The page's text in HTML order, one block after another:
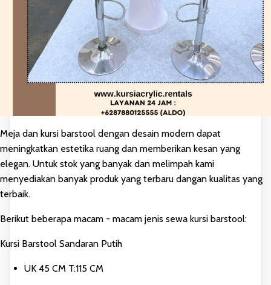
Meja dan kursi barstool dengan desain modern dapat
meningkatkan estetika ruang dan memberikan kesan yang
elegan. Untuk stok yang banyak dan melimpah kami
menyediakan banyak produk yang terbaru dangan kualitas yang
terbaik.
Berikut beberapa macam - macam jenis sewa kursi barstool:
Kursi Barstool Sandaran Putih
UK 45 CM T:115 CM